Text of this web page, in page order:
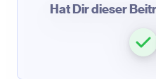
Hat Dir dieser